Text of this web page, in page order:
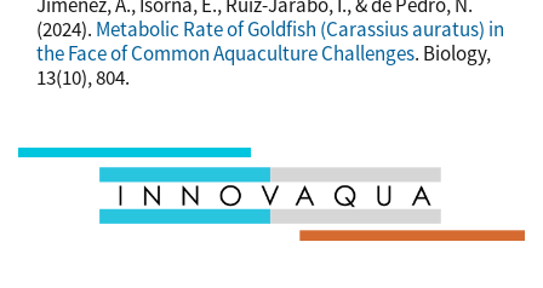
(2024). Metabolic Rate of Goldfish (Carassius auratus) in
the Face of Common Aquaculture Challenges. Biology,
13(10), 804.